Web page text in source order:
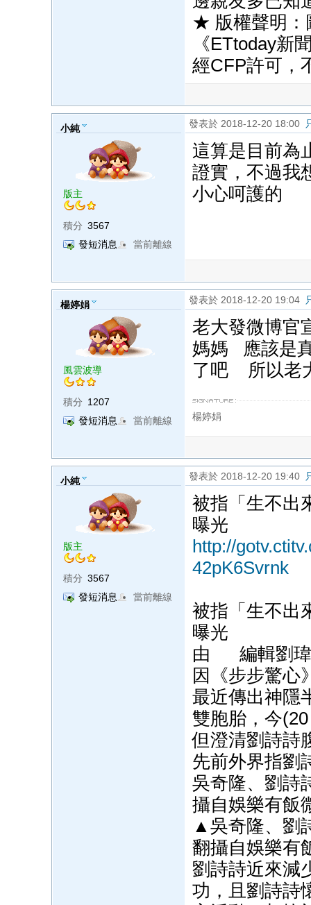
★ 版權聲明：
《ETtoday新
經CFP許可，
小純
版主
積分 3567
發短消息
當前離線
發表於 2018-12-20 18:00
這算是目前為
證實，不過我
小心呵護的
楊婷娟
風雲波導
積分 1207
發短消息
當前離線
發表於 2018-12-20 19:04
老大發微博官
媽媽 應該是
了吧 所以老
楊婷娟
小純
版主
積分 3567
發短消息
當前離線
發表於 2018-12-20 19:40
被指「生不出
曝光
http://
42pK6Svrnk
被指「生不出
曝光
由 編輯劉瑋
因《步步驚心
最近傳出神隱
雙胞胎，今
但澄清劉詩詩
先前外界指劉
吳奇隆、劉詩
攝自娛樂有飯
▲吳奇隆、劉
翻攝自娛樂有
劉詩詩近來減
功，且劉詩詩